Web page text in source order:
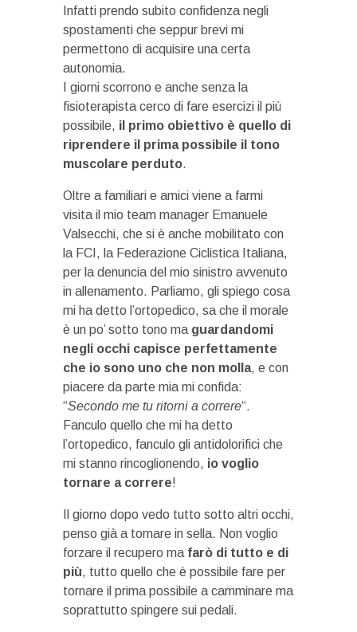
Infatti prendo subito confidenza negli
spostamenti che seppur brevi mi
permettono di acquisire una certa
autonomia.
I giorni scorrono e anche senza la
fisioterapista cerco di fare esercizi il più
possibile, il primo obiettivo è quello di
riprendere il prima possibile il tono
muscolare perduto.
Oltre a familiari e amici viene a farmi
visita il mio team manager Emanuele
Valsecchi, che si è anche mobilitato con
la FCI, la Federazione Ciclistica Italiana,
per la denuncia del mio sinistro avvenuto
in allenamento. Parliamo, gli spiego cosa
mi ha detto l’ortopedico, sa che il morale
è un po’ sotto tono ma guardandomi
negli occhi capisce perfettamente
che io sono uno che non molla, e con
piacere da parte mia mi confida:
“Secondo me tu ritorni a correre“.
Fanculo quello che mi ha detto
l’ortopedico, fanculo gli antidolorifici che
mi stanno rincoglionendo, io voglio
tornare a correre!
Il giorno dopo vedo tutto sotto altri occhi,
penso già a tornare in sella. Non voglio
forzare il recupero ma farò di tutto e di
più, tutto quello che è possibile fare per
tornare il prima possibile a camminare ma
soprattutto spingere sui pedali.